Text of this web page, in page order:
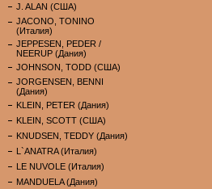
J. ALAN (США)
JACONO, TONINO
(Италия)
JEPPESEN, PEDER /
NEERUP (Дания)
JOHNSON, TODD (США)
JORGENSEN, BENNI
(Дания)
KLEIN, PETER (Дания)
KLEIN, SCOTT (США)
KNUDSEN, TEDDY (Дания)
L`ANATRA (Италия)
LE NUVOLE (Италия)
MANDUELA (Дания)